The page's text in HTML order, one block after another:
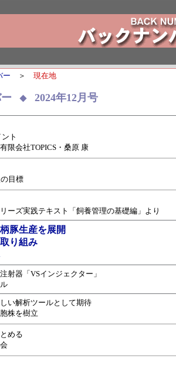
ー ＞ 現在地
◆ 2024年12月号
ト
限会社TOPICS・桑原 康
目標
ーズ実践テキスト「飼養管理の基礎編」より
豚生産を展開
り組み
射器「VSインジェクター」
い解析ツールとして期待
株を樹立
める